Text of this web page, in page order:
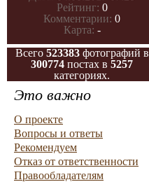
Рейтинг: 0
Комментарии: 0
Карта: -
Всего 523383 фотографий в
300774 постах в5257
категориях.
Это важно
О проекте
Вопросы и ответы
Рекомендуем
Отказ от ответственности
Правообладателям